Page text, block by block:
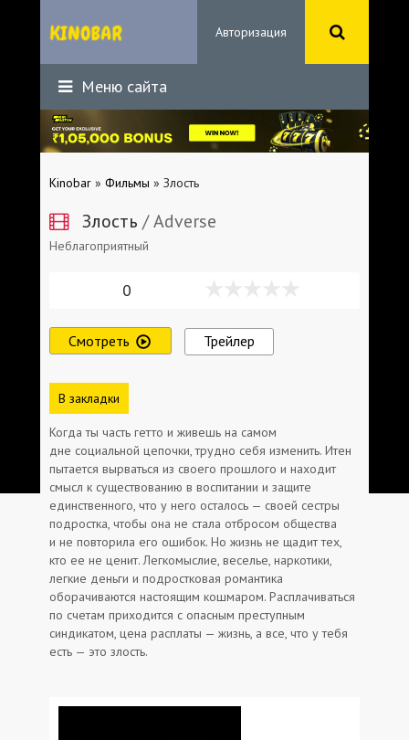
Авторизация
Меню сайта
Kinobar » Фильмы » Злость
Злость / Adverse
Неблагоприятный
0
Смотреть Трейлер
В закладки
Когда ты часть гетто и живешь на самом
дне социальной цепочки, трудно себя изменить. Итен
пытается вырваться из своего прошлого и находит
смысл к существованию в воспитании и защите
единственного, что у него осталось — своей сестры
подростка, чтобы она не стала отбросом общества
и не повторила его ошибок. Но жизнь не щадит тех,
кто ее не ценит. Легкомыслие, веселье, наркотики,
легкие деньги и подростковая романтика
оборачиваются настоящим кошмаром. Расплачиваться
по счетам приходится с опасным преступным
синдикатом, цена расплаты — жизнь, а все, что у тебя
есть — это злость.